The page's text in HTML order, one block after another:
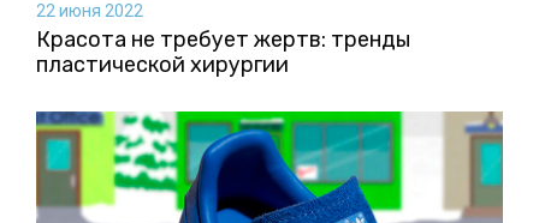
22 июня 2022
Красота не требует жертв: тренды
пластической хирургии